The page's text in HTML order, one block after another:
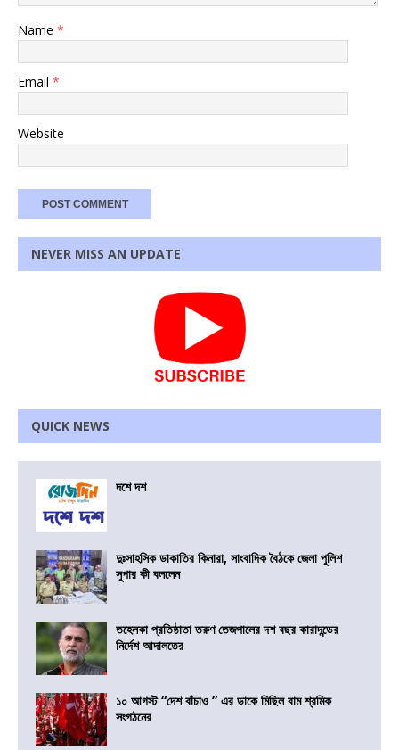
Name *
Email *
Website
NEVER MISS AN UPDATE
QUICK NEWS
দশে দশ
দুঃসাহসিক ডাকাতির কিনারা, সাংবাদিক বৈঠকে জেলা পুলিশ
সুপার কী বললেন
তহেলকা প্রতিষ্ঠাতা তরুণ তেজপালের দশ বছর কারাদন্ডের
নির্দেশ আদালতের
১০ আগস্ট “দেশ বাঁচাও ” এর ডাকে মিছিল বাম শ্রমিক
সংগঠনের